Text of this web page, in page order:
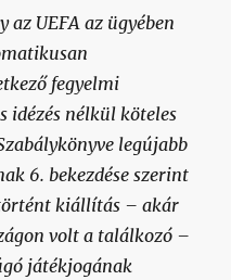
UEFA az ügyében
fegyelmi
idézés nélkül köteles
legújabb
6. bekezdése szerint
kiállítás – akár
volt a találkozó –
játékjogának